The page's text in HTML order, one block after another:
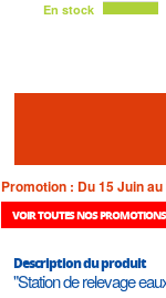
En stock
Promotion : Du 15 Juin
VOIR TOUTES NOS PROMOTIONS
Description du produit
"Station de relevage